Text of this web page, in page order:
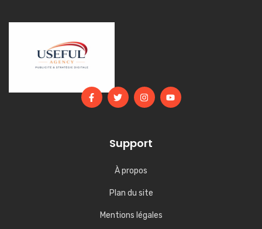
Support
À propos
Plan du site
Mentions légales